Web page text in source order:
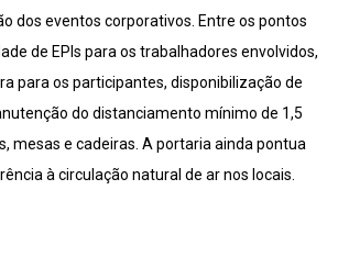
dos eventos corporativos. Entre os pontos
de EPIs para os trabalhadores envolvidos,
para os participantes, disponibilização de
do distanciamento mínimo de 1,5
mesas e cadeiras. A portaria ainda pontua
à circulação natural de ar nos locais.